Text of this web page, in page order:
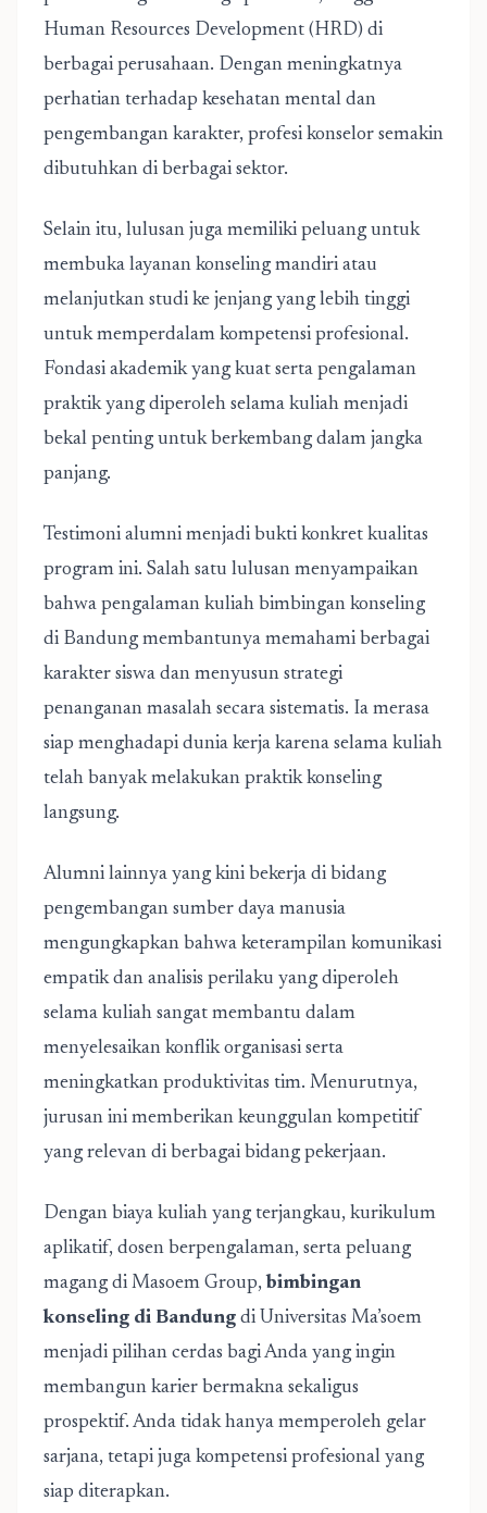
Human Resources Development (HRD) di
berbagai perusahaan. Dengan meningkatnya
perhatian terhadap kesehatan mental dan
pengembangan karakter, profesi konselor semakin
dibutuhkan di berbagai sektor.
Selain itu, lulusan juga memiliki peluang untuk
membuka layanan konseling mandiri atau
melanjutkan studi ke jenjang yang lebih tinggi
untuk memperdalam kompetensi profesional.
Fondasi akademik yang kuat serta pengalaman
praktik yang diperoleh selama kuliah menjadi
bekal penting untuk berkembang dalam jangka
panjang.
Testimoni alumni menjadi bukti konkret kualitas
program ini. Salah satu lulusan menyampaikan
bahwa pengalaman kuliah bimbingan konseling
di Bandung membantunya memahami berbagai
karakter siswa dan menyusun strategi
penanganan masalah secara sistematis. Ia merasa
siap menghadapi dunia kerja karena selama kuliah
telah banyak melakukan praktik konseling
langsung.
Alumni lainnya yang kini bekerja di bidang
pengembangan sumber daya manusia
mengungkapkan bahwa keterampilan komunikasi
empatik dan analisis perilaku yang diperoleh
selama kuliah sangat membantu dalam
menyelesaikan konflik organisasi serta
meningkatkan produktivitas tim. Menurutnya,
jurusan ini memberikan keunggulan kompetitif
yang relevan di berbagai bidang pekerjaan.
Dengan biaya kuliah yang terjangkau, kurikulum
aplikatif, dosen berpengalaman, serta peluang
magang di Masoem Group, bimbingan
konseling di Bandung di Universitas Ma’soem
menjadi pilihan cerdas bagi Anda yang ingin
membangun karier bermakna sekaligus
prospektif. Anda tidak hanya memperoleh gelar
sarjana, tetapi juga kompetensi profesional yang
siap diterapkan.